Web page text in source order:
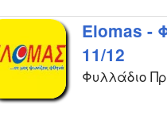
Elomas -
11/12
Φυλλάδιο